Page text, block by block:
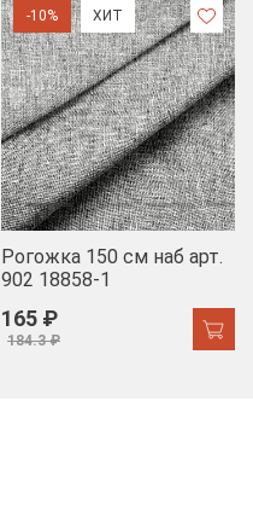
-10% ХИТ
Рогожка 150 см наб арт.
902 18858-1
165 ₽
184.3 ₽